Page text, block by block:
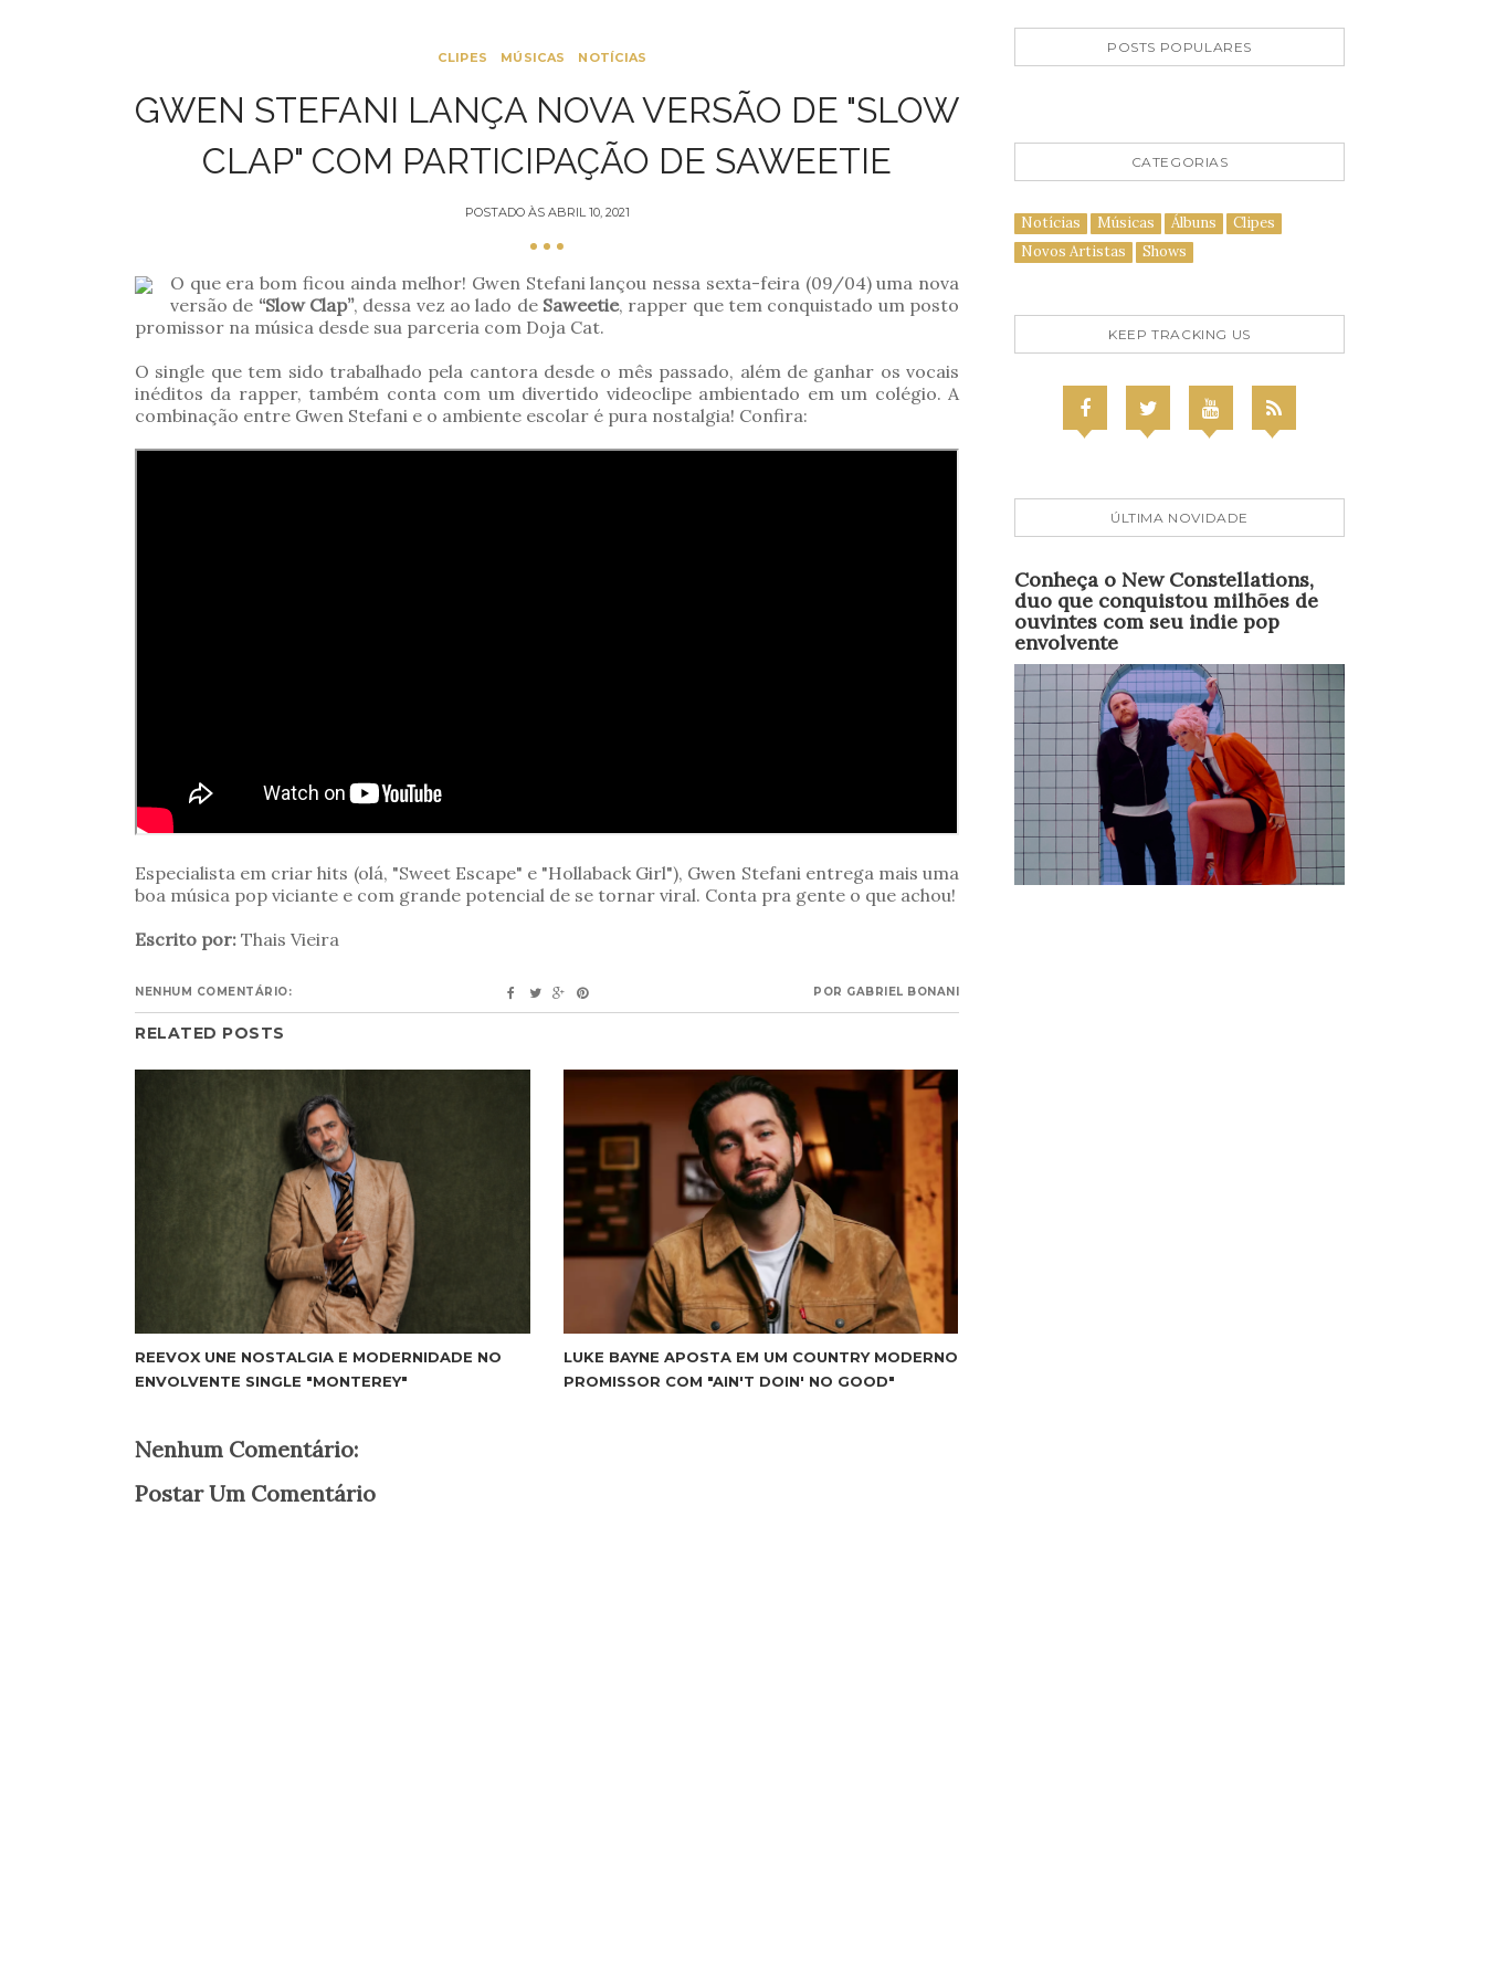
CLIPES MÚSICAS NOTÍCIAS
GWEN STEFANI LANÇA NOVA VERSÃO DE "SLOW
CLAP" COM PARTICIPAÇÃO DE SAWEETIE
POSTADO ÀS ABRIL 10, 2021
O que era bom ficou ainda melhor! Gwen Stefani lançou nessa sexta-feira (09/04) uma nova
versão de “Slow Clap”, dessa vez ao lado de Saweetie, rapper que tem conquistado um posto
promissor na música desde sua parceria com Doja Cat.
O single que tem sido trabalhado pela cantora desde o mês passado, além de ganhar os vocais
inéditos da rapper, também conta com um divertido videoclipe ambientado em um colégio. A
combinação entre Gwen Stefani e o ambiente escolar é pura nostalgia! Confira:
Especialista em criar hits (olá, "Sweet Escape" e "Hollaback Girl"), Gwen Stefani entrega mais uma
boa música pop viciante e com grande potencial de se tornar viral. Conta pra gente o que achou!
Escrito por: Thais Vieira
NENHUM COMENTÁRIO: POR GABRIEL BONANI
RELATED POSTS
REEVOX UNE NOSTALGIA E MODERNIDADE NO
ENVOLVENTE SINGLE "MONTEREY"
LUKE BAYNE APOSTA EM UM COUNTRY MODERNO
PROMISSOR COM "AIN'T DOIN' NO GOOD"
Nenhum Comentário:
Postar Um Comentário
POSTS POPULARES
CATEGORIAS
Notícias Músicas Álbuns
Clipes
Novos Artistas
Shows
KEEP TRACKING US
ÚLTIMA NOVIDADE
Conheça o New Constellations,
duo que conquistou milhões de
ouvintes com seu indie pop
envolvente